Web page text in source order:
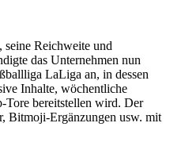
seine Reichweite und
das Unternehmen nun
LaLiga an, in dessen
Inhalte, wöchentliche
bereitstellen wird. Der
Bitmoji-Ergänzungen usw. mit